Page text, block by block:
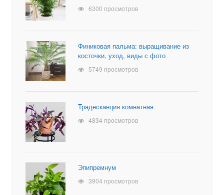
6300 просмотров
Финиковая пальма: выращивание из
косточки, уход, виды с фото
5749 просмотров
Традесканция комнатная
4834 просмотров
Эпипремнум
3904 просмотров